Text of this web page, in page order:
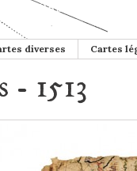
GLOBES ET
diverses Cartes
1513